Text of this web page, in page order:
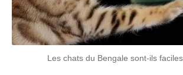
Les chats du Bengale sont-ils